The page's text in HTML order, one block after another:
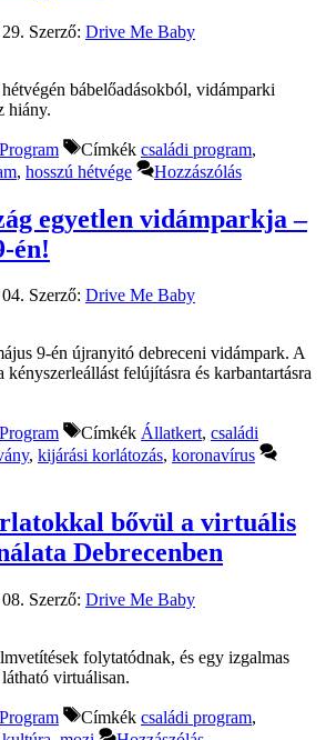
Szerző: Drive Me Baby
bábelőadásokból, vidámparki
hiány.
Program Címkék családi program,
, hosszú hétvége Hozzászólás
egyetlen vidámparkja –
én!
Szerző: Drive Me Baby
9-én újranyitó debreceni vidámpark. A
felújításra és karbantartásra
Program Címkék Állatkert, családi
, kijárási korlátozás, koronavírus
bővül a virtuális
Debrecenben
Szerző: Drive Me Baby
folytatódnak, és egy izgalmas
virtuálisan.
Program Címkék családi program,